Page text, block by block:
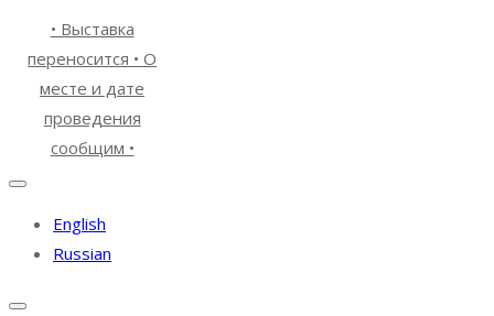
• Выставка
переносится • О
месте и дате
проведения
сообщим •
English
Russian